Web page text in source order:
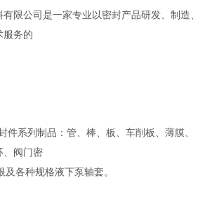
限公司是一家专业以密封产品研发、制造、
服务的
系列制品：管、棒、板、车削板、薄膜、
、阀门密
各种规格液下泵轴套。